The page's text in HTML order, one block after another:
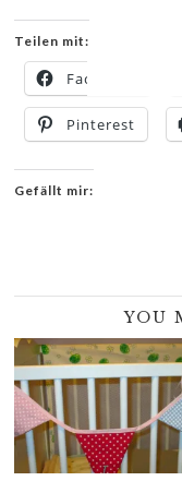
Teilen mit:
Facebook
Pinterest
Gefällt mir:
YOU